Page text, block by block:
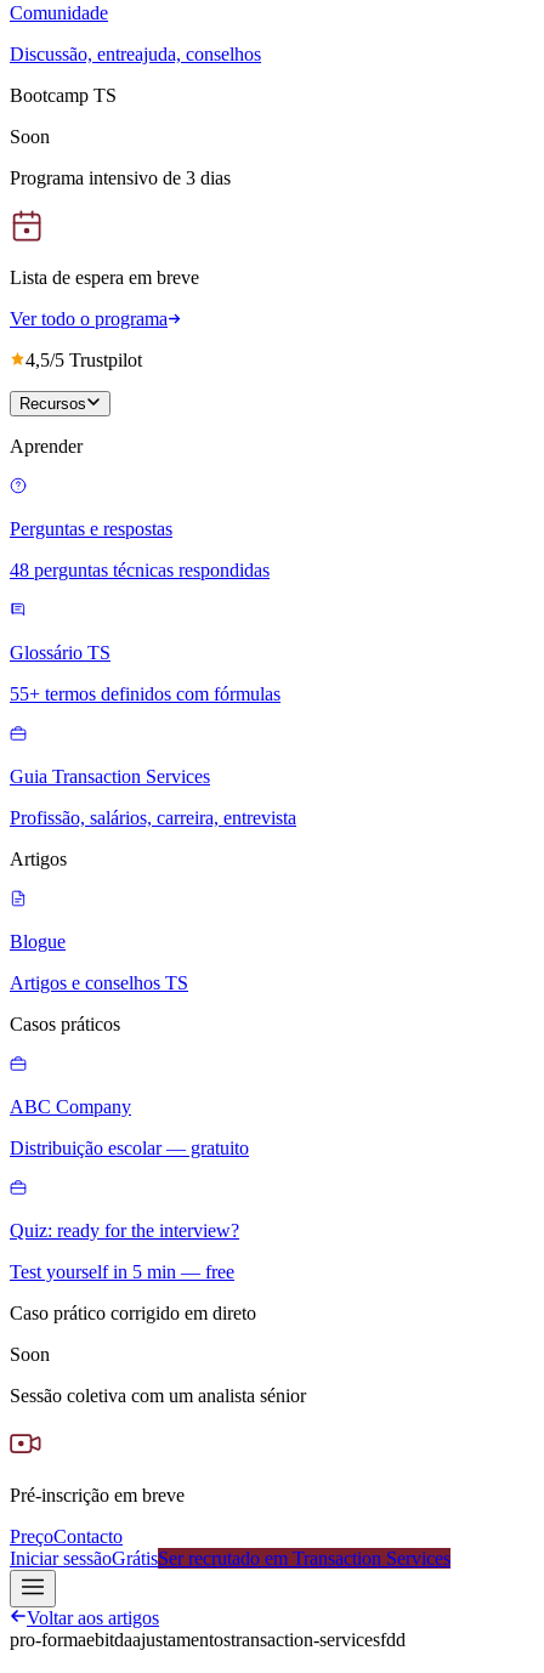
Comunidade
Discussão, entreajuda, conselhos
Bootcamp TS
Soon
Programa intensivo de 3 dias
Lista de espera em breve
Ver todo o programa
4,5/5 Trustpilot
Recursos
Aprender
Perguntas e respostas
48 perguntas técnicas respondidas
Glossário TS
55+ termos definidos com fórmulas
Guia Transaction Services
Profissão, salários, carreira, entrevista
Artigos
Blogue
Artigos e conselhos TS
Casos práticos
ABC Company
Distribuição escolar — gratuito
Quiz: ready for the interview?
Test yourself in 5 min — free
Caso prático corrigido em direto
Soon
Sessão coletiva com um analista sénior
Pré-inscrição em breve
PreçoContacto
Iniciar sessãoGrátisSer recrutado em Transaction Services
Voltar aos artigos
pro-formaebitdaajustamentostransaction-servicesfdd